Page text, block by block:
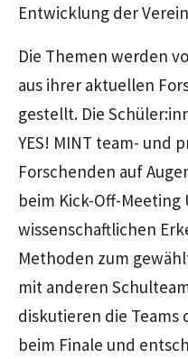
Entwicklung der
Die Themen werden
aus ihrer aktuellen
gestellt. Die
YES! MINT team- und
Forschenden auf
beim Kick-Off-
wissenschaftlichen
Methoden zum
mit anderen
diskutieren die Teams
beim Finale und